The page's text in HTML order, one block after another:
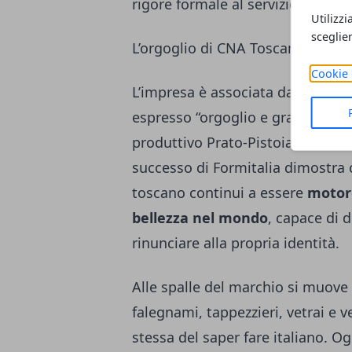
Cookie
rigore formale al servizio della
L’orgoglio di CNA Toscana
L’impresa è associata da oltre
espresso “orgoglio e
produttivo Prato-Pistoia”, come
successo di Formitalia
toscano continui a essere
bellezza nel mondo, capace di
rinunciare alla propria identità.
Alle spalle del marchio si muove
falegnami, tappezzieri, vetrai e
stessa del saper fare italiano.